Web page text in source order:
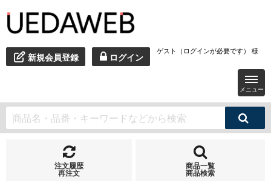
新規会員登録 ログイン
ゲスト（ログインが必要です） 様
メニュー
注文履歴
再注文
商品一覧
商品検索